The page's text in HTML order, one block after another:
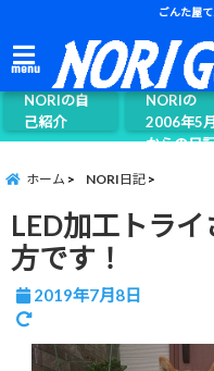
ごんた屋
menu
NORIの自
己紹介
ごんた屋て
んちょう
NORIの
2006年5月
からの日
ホーム NORI日記
LED加工トラ
方です！
2019年7月8日